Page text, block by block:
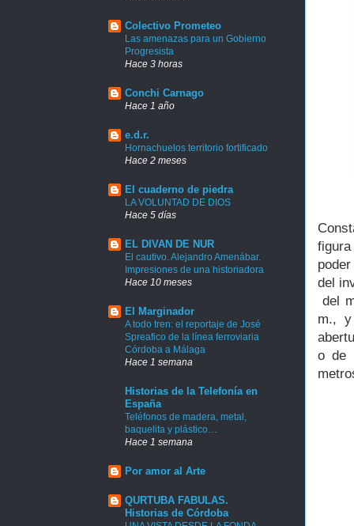
del
del
m.,
o de
Colectivo Prometeo
Las amenazas para un Gobierno
Progresista
Hace 3 horas
Conchi Carnago
Hace 1 año
e.d.r.
Hornachuelos territorio fortificado
Hace 2 meses
El cuaderno de piedra
LA VOLUNTAD DE DIOS
Hace 5 días
EL DIVAN DE NUR
El cautivo. Alejandro Amenábar.
Impresiones de una historiadora
Hace 10 meses
El Marginador
A todo tren: el reportaje de José
Spreafico de la línea ferroviaria
Córdoba a Málaga
Hace 1 semana
Historias de la Telefonía en
España
Teléfonos de madera, metal,
baquelita y plástico…
Hace 1 semana
Por amor al Arte
QURTUBA FABULAS.
Historias de Córdoba